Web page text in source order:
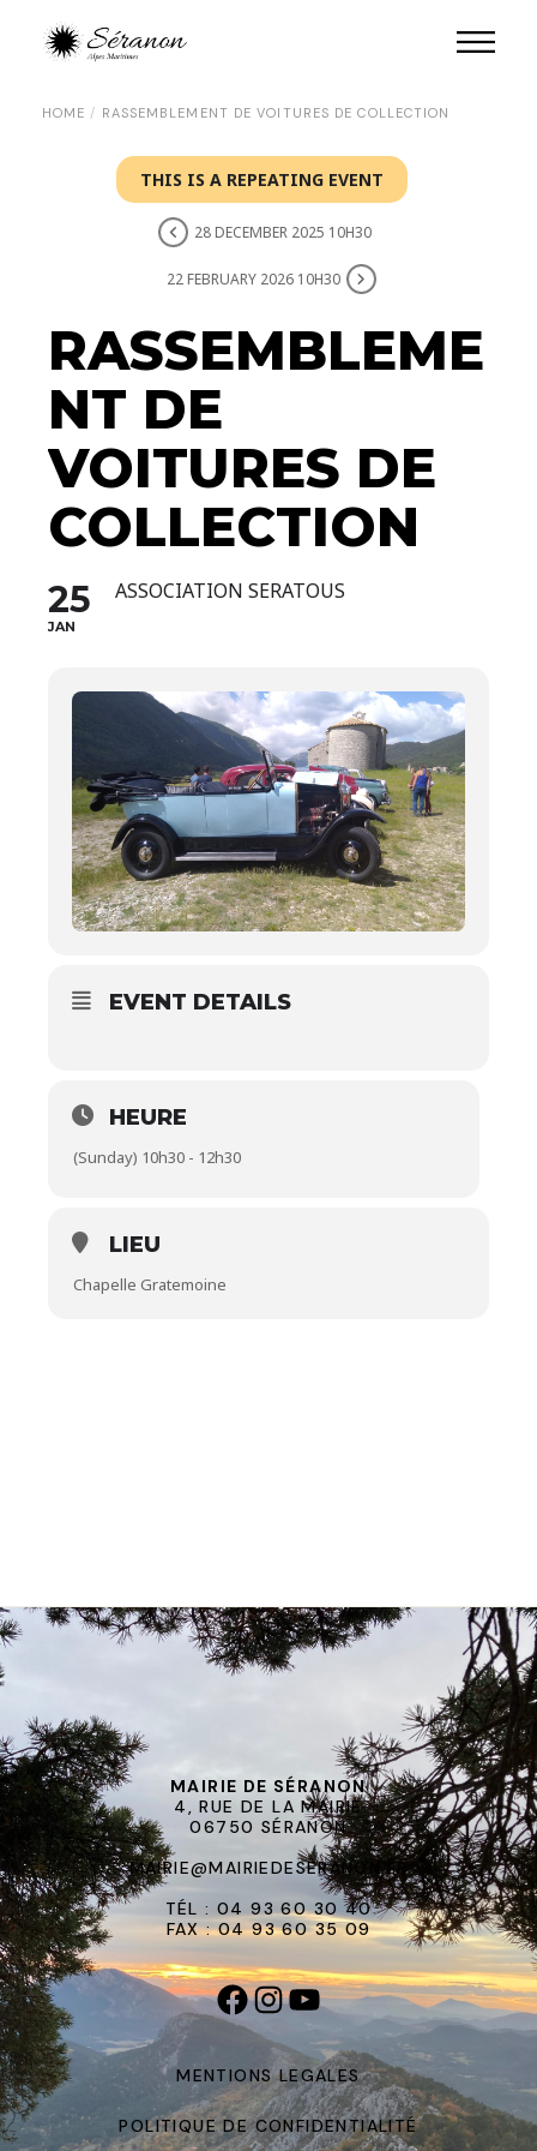
HOME RASSEMBLEMENT DE VOITURES DE COLLECTION
THIS IS A REPEATING EVENT
28 DECEMBER 2025 10H30
22 FEBRUARY 2026 10H30
RASSEMBLEME
NT DE
VOITURES DE
COLLECTION
25
JAN
ASSOCIATION SERATOUS
EVENT DETAILS
HEURE
(Sunday) 10h30 - 12h30
LIEU
Chapelle Gratemoine
MAIRIE DE SÉRANON
4, RUE DE LA MAIRIE
06750 SÉRANON
MAIRIE@MAIRIEDESERANON.FR
TÉL : 04 93 60 30 40
FAX : 04 93 60 35 09
MENTIONS LEGALES
POLITIQUE DE CONFIDENTIALITÉ